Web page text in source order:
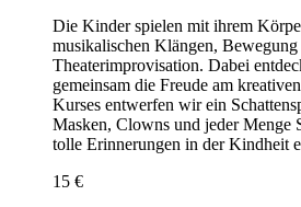
Die Kinder spielen mit ihrem
musikalischen Klängen, Bewegung
Theaterimprovisation. Dabei
gemeinsam die Freude am
Kurses entwerfen wir ein
Masken, Clowns und jeder Menge
tolle Erinnerungen in der Kindheit
15 €